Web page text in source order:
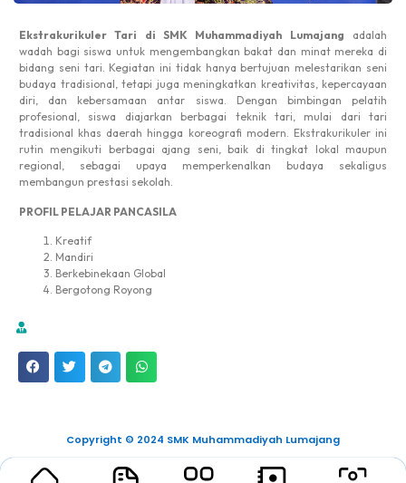
Ekstrakurikuler Tari di SMK Muhammadiyah Lumajang adalah
wadah bagi siswa untuk mengembangkan bakat dan minat mereka di
bidang seni tari. Kegiatan ini tidak hanya bertujuan melestarikan seni
budaya tradisional, tetapi juga meningkatkan kreativitas, kepercayaan
diri, dan kebersamaan antar siswa. Dengan bimbingan pelatih
profesional, siswa diajarkan berbagai teknik tari, mulai dari tari
tradisional khas daerah hingga koreografi modern. Ekstrakurikuler ini
rutin mengikuti berbagai ajang seni, baik di tingkat lokal maupun
regional, sebagai upaya memperkenalkan budaya sekaligus
membangun prestasi sekolah.
PROFIL PELAJAR PANCASILA
Kreatif
Mandiri
Berkebinekaan Global
Bergotong Royong
Copyright © 2024 SMK Muhammadiyah Lumajang